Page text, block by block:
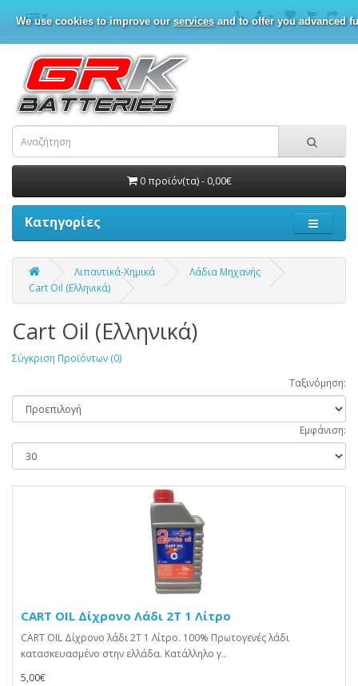
We use cookies to improve our servicesand to offer you advanced
0 προϊόν(τα) - 0,00€
Κατηγορίες
Λιπαντικά-Χημικά
Λάδια Μηχανής
Cart Oil (Ελληνικά)
Cart Oil (Ελληνικά)
Σύγκριση Προϊόντων (0)
Ταξινόμηση:
Εμφάνιση:
CART OIL Δίχρονο Λάδι 2T 1 Λίτρο
CART OIL Δίχρονο λάδι 2T 1 Λίτρο. 100% Πρωτογενές λάδι
κατασκευασμένο στην ελλάδα. Κατάλληλο γ..
5,00€